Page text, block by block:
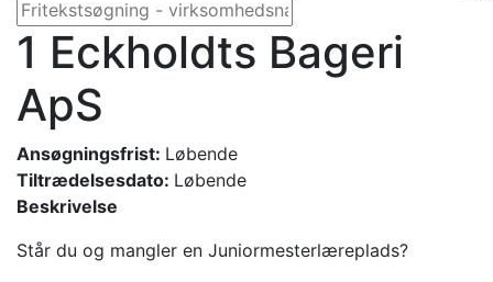
1 Eckholdts Bageri
ApS
Ansøgningsfrist: Løbende
Tiltrædelsesdato: Løbende
Beskrivelse
Står du og mangler en Juniormesterlæreplads?